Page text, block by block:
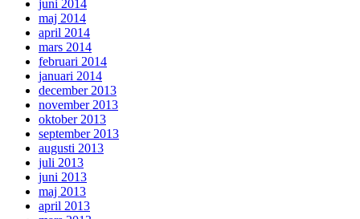
juni 2014
maj 2014
april 2014
mars 2014
februari 2014
januari 2014
december 2013
november 2013
oktober 2013
september 2013
augusti 2013
juli 2013
juni 2013
maj 2013
april 2013